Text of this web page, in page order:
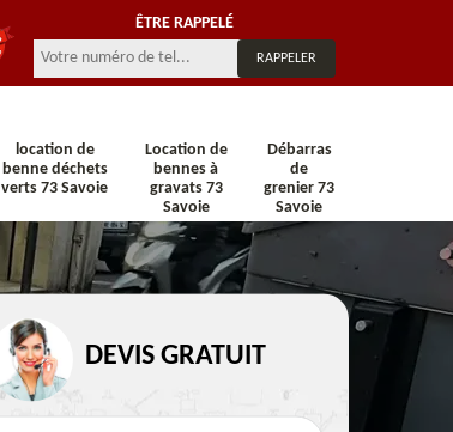
ÊTRE RAPPELÉ
location de
benne déchets
verts 73 Savoie
Location de
bennes à
gravats 73
Savoie
Débarras
de
grenier 73
Savoie
Location de benne 73
Savoie
Location de benne
DEVIS GRATUIT